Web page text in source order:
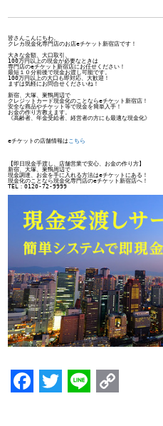
皆さんこんにちわ。
クレカ現金化専門店のお店eチケット新宿店です！
大きな金額、大口取引、
100万円以上の現金が必要なときは
専門店のeチケット新宿店にお任せください！
最短１０分前後で現金お渡し可能です。
100万円以上の大口も即対応、大歓迎！
まずは気軽にお問合せくださいね！
新宿、大塚、巣鴨周辺で
クレジットカード現金化のことならeチケット新宿店！
安全な商品やチケット等で現金を簡単入手！
お金の作り方教えます。
《高齢者、年金受給者、経営者の方にも最適な現金化》
eチケットの店舗情報は こちら
【即日現金手渡し、店舗営業で安心、お金の作り方】
新宿、大塚、巣鴨周辺で
現金調達、お金を手に入れる方法はeチケットにある！
現金化のことなら現金化専門店のeチケット新宿店へ！
TEL：0120-72-9999
F T Li